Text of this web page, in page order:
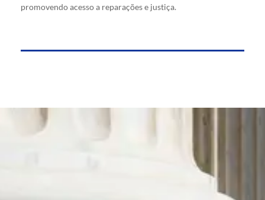
promovendo acesso a reparações e justiça.